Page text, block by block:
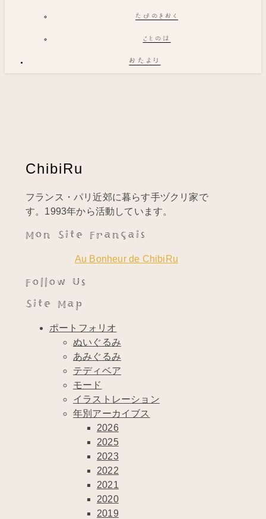
たびのきおく
ことのは
おたより
ChibiRu
フランス・パリ近郊に暮らす手ヅクリ家で
す。1993年から活動しています。
Mon Site Français
Au Bonheur de ChibiRu
Follow Us
Site Map
ポートフォリオ
ぬいぐるみ
あみぐるみ
テディベア
モード
イラストレーション
年別アーカイブス
2026
2025
2023
2022
2021
2020
2019